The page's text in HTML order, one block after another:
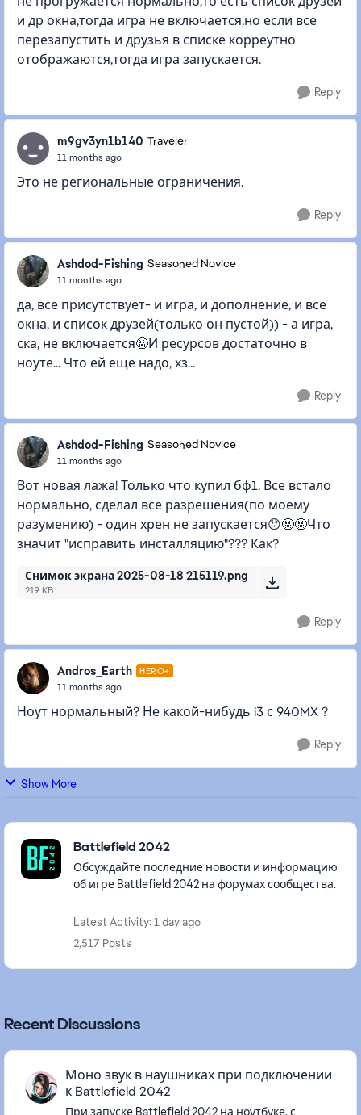
и др окна,тогда игра не включается,но если все
перезапустить и друзья в списке корреутно
отображаются,тогда игра запускается.
Reply
m9gv3yn1b140 Traveler
11 months ago
Это не региональные ограничения.
Reply
Ashdod-Fishing Seasoned Novice
11 months ago
да, все присутствует- и игра, и дополнение, и все
окна, и список друзей(только он пустой)) - а игра,
ска, не включается🤬И ресурсов достаточно в
ноуте... Что ей ещё надо, хз...
Reply
Ashdod-Fishing Seasoned Novice
11 months ago
Вот новая лажа! Только что купил бф1. Все встало
нормально, сделал все разрешения(по моему
разумению) - один хрен не запускается😯🤬🤬Что
значит "исправить инсталляцию"??? Как?
Снимок экрана 2025-08-18 215119.png
219 KB
Reply
Andros_Earth HERO+
11 months ago
Ноут нормальный? Не какой-нибудь i3 с 940MX ?
Reply
Show More
Featured Places
Battlefield 2042
Обсуждайте последние новости и информацию
об игре Battlefield 2042 на форумах сообщества.
Latest Activity: 1 day ago
2,517 Posts
Recent Discussions
Моно звук в наушниках при подключении
к Battlefield 2042
При запуске Battlefield 2042 на ноутбуке, с